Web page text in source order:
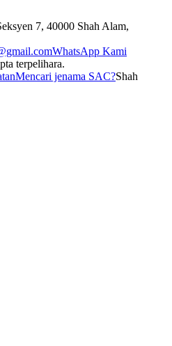
7, 40000 Shah Alam,
WhatsApp Kami
terpelihara.
Mencari jenama SAC?Shah